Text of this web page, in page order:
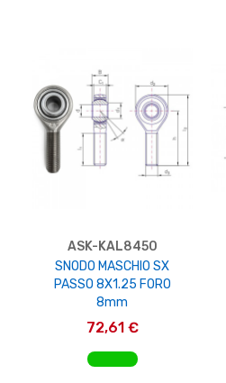
ASK-KAL8450
SNODO MASCHIO SX
PASSO 8X1.25 FORO
8mm
72,61 €
AGGIUNGI AL CARRELLO